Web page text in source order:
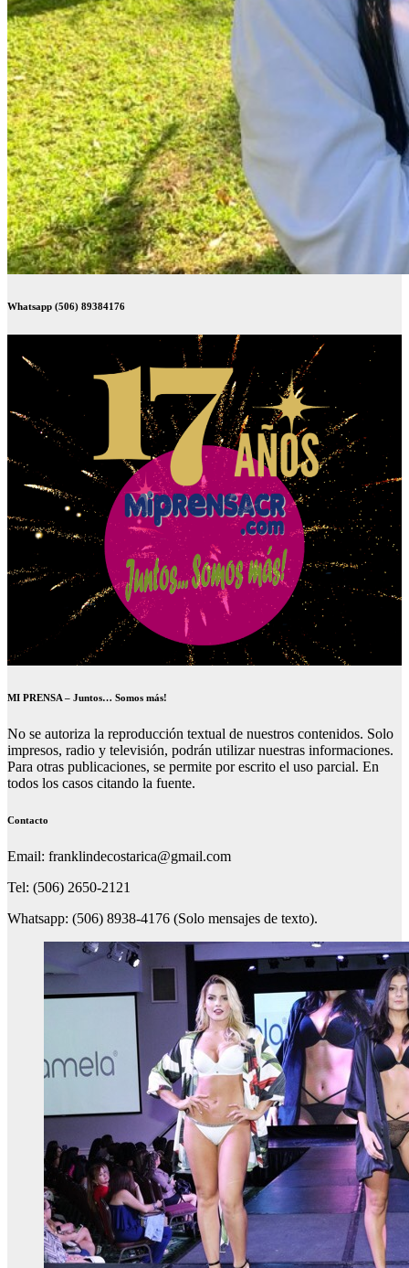
Whatsapp (506) 89384176
MI PRENSA – Juntos… Somos más!
No se autoriza la reproducción textual de nuestros contenidos. Solo
impresos, radio y televisión, podrán utilizar nuestras informaciones.
Para otras publicaciones, se permite por escrito el uso parcial. En
todos los casos citando la fuente.
Contacto
Email: franklindecostarica@gmail.com
Tel: (506) 2650-2121
Whatsapp: (506) 8938-4176 (Solo mensajes de texto).